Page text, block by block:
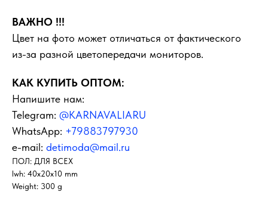
ВАЖНО !!!
Цвет на фото может отличаться от фактического
из-за разной цветопередачи мониторов.
КАК КУПИТЬ ОПТОМ:
Напишите нам:
Telegram: @KARNAVALIARU
WhatsApp: +79883797930
e-mail: detimoda@mail.ru
ПОЛ: ДЛЯ ВСЕХ
lwh: 40x20x10 mm
Weight: 300 g